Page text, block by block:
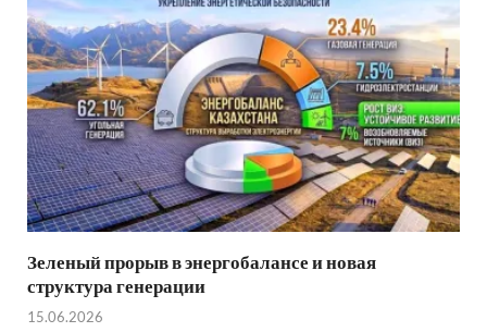
Зеленый прорыв в энергобалансе и новая
структура генерации
15.06.2026